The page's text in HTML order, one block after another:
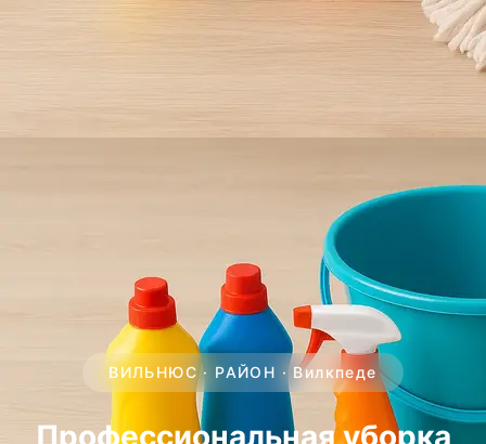
ВИЛЬНЮС · РАЙОН · Вилкпеде
Профессиональная уборка